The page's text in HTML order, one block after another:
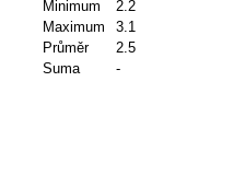
Minimum
2.2
Maximum
3.1
Průměr
2.5
Suma
-